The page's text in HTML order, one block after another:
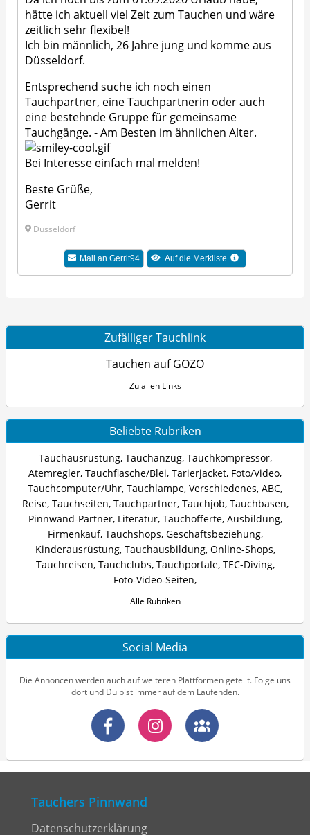
hätte ich aktuell viel Zeit zum Tauchen und wäre
zeitlich sehr flexibel!
Ich bin männlich, 26 Jahre jung und komme aus
Düsseldorf.
Entsprechend suche ich noch einen
Tauchpartner, eine Tauchpartnerin oder auch
eine bestehnde Gruppe für gemeinsame
Tauchgänge. - Am Besten im ähnlichen Alter.
Bei Interesse einfach mal melden!
Beste Grüße,
Gerrit
Düsseldorf
Mail an Gerrit94 Auf die Merkliste
Zufälliger Tauchlink
Tauchen auf GOZO
Zu allen Links
Beliebte Rubriken
Tauchausrüstung, Tauchanzug, Tauchkompressor,
Atemregler, Tauchflasche/Blei, Tarierjacket, Foto/Video,
Tauchcomputer/Uhr, Tauchlampe, Verschiedenes, ABC,
Reise, Tauchseiten, Tauchpartner, Tauchjob, Tauchbasen,
Pinnwand-Partner, Literatur, Tauchofferte, Ausbildung,
Firmenkauf, Tauchshops, Geschäftsbeziehung,
Kinderausrüstung, Tauchausbildung, Online-Shops,
Tauchreisen, Tauchclubs, Tauchportale, TEC-Diving,
Foto-Video-Seiten,
Alle Rubriken
Social Media
Die Annoncen werden auch auf weiteren Plattformen geteilt. Folge uns
dort und Du bist immer auf dem Laufenden.
Tauchers Pinnwand
Datenschutzerklärung